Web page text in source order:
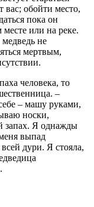
вас; обойти место,
пока он
месте или на реке.
не
мертвым,
человека, то
–
– машу руками,
носки,
запах. Я однажды
выпад
дури. Я стояла,